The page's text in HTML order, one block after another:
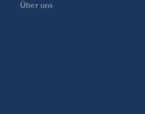
Über uns